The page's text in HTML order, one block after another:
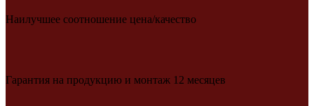
Наилучшее соотношение цена/качество
Гарантия на продукцию и монтаж 12 месяцев